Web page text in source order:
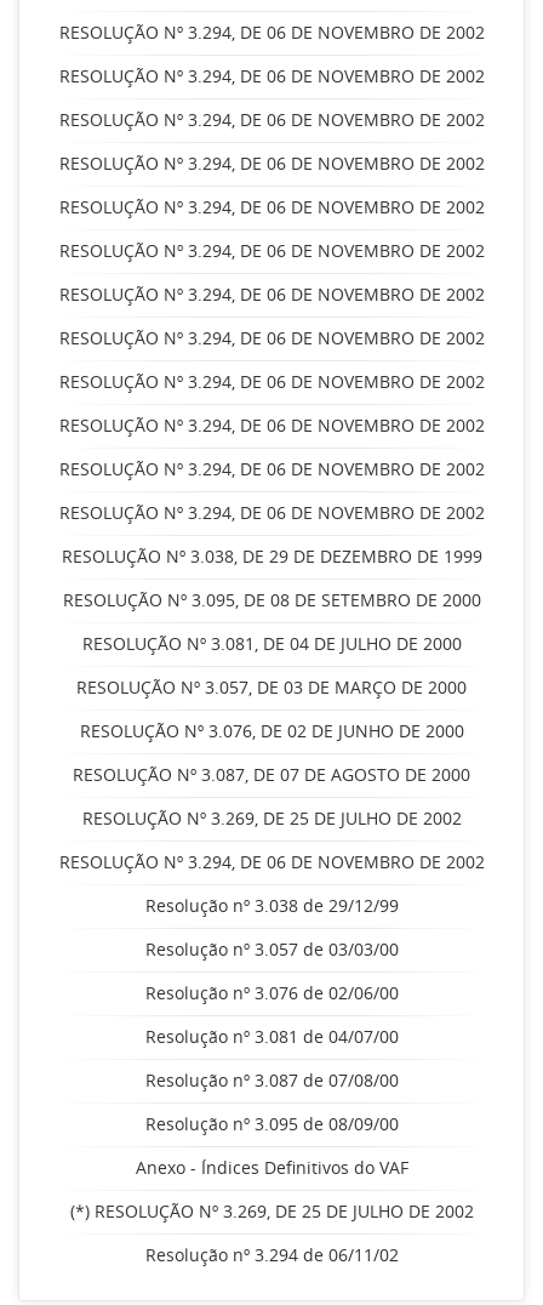
RESOLUÇÃO Nº 3.294, DE 06 DE NOVEMBRO DE 2002
RESOLUÇÃO Nº 3.294, DE 06 DE NOVEMBRO DE 2002
RESOLUÇÃO Nº 3.294, DE 06 DE NOVEMBRO DE 2002
RESOLUÇÃO Nº 3.294, DE 06 DE NOVEMBRO DE 2002
RESOLUÇÃO Nº 3.294, DE 06 DE NOVEMBRO DE 2002
RESOLUÇÃO Nº 3.294, DE 06 DE NOVEMBRO DE 2002
RESOLUÇÃO Nº 3.294, DE 06 DE NOVEMBRO DE 2002
RESOLUÇÃO Nº 3.294, DE 06 DE NOVEMBRO DE 2002
RESOLUÇÃO Nº 3.294, DE 06 DE NOVEMBRO DE 2002
RESOLUÇÃO Nº 3.294, DE 06 DE NOVEMBRO DE 2002
RESOLUÇÃO Nº 3.294, DE 06 DE NOVEMBRO DE 2002
RESOLUÇÃO Nº 3.294, DE 06 DE NOVEMBRO DE 2002
RESOLUÇÃO Nº 3.038, DE 29 DE DEZEMBRO DE 1999
RESOLUÇÃO Nº 3.095, DE 08 DE SETEMBRO DE 2000
RESOLUÇÃO Nº 3.081, DE 04 DE JULHO DE 2000
RESOLUÇÃO Nº 3.057, DE 03 DE MARÇO DE 2000
RESOLUÇÃO Nº 3.076, DE 02 DE JUNHO DE 2000
RESOLUÇÃO Nº 3.087, DE 07 DE AGOSTO DE 2000
RESOLUÇÃO Nº 3.269, DE 25 DE JULHO DE 2002
RESOLUÇÃO Nº 3.294, DE 06 DE NOVEMBRO DE 2002
Resolução nº 3.038 de 29/12/99
Resolução nº 3.057 de 03/03/00
Resolução nº 3.076 de 02/06/00
Resolução nº 3.081 de 04/07/00
Resolução nº 3.087 de 07/08/00
Resolução nº 3.095 de 08/09/00
Anexo - Índices Definitivos do VAF
(*) RESOLUÇÃO Nº 3.269, DE 25 DE JULHO DE 2002
Resolução nº 3.294 de 06/11/02